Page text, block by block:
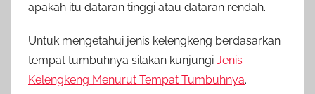
apakah itu dataran tinggi atau dataran rendah.
Untuk mengetahui jenis kelengkeng berdasarkan
tempat tumbuhnya silakan kunjungi Jenis
Kelengkeng Menurut Tempat Tumbuhnya.